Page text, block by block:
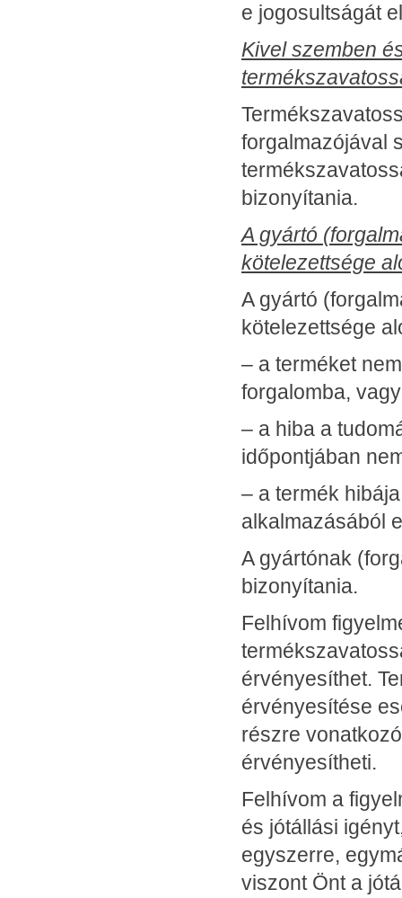
e jogosultságát
Kivel szemben
forgalmazójával
bizonyítania.
A gyártó
kötelezettsége
A gyártó
kötelezettsége
– a terméket
forgalomba, vagy
– a hiba a
időpontjában
– a termék
alkalmazásából
A gyártónak
bizonyítania.
Felhívom
érvényesíthet.
érvényesítése
részre
érvényesítheti.
Felhívom a
és jótállási
egyszerre,
viszont Önt a